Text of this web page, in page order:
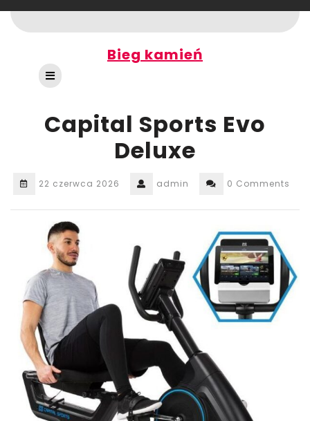
to
content
Bieg kamień
Open
Button
Capital Sports Evo
Deluxe
22 czerwca 2026 admin 0 Comments